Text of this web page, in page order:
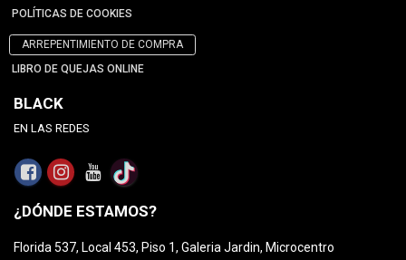
POLÍTICAS DE COOKIES
ARREPENTIMIENTO DE COMPRA
LIBRO DE QUEJAS ONLINE
BLACK
EN LAS REDES
¿DÓNDE ESTAMOS?
Florida 537, Local 453, Piso 1, Galeria Jardin, Microcentro